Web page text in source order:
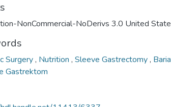
NonCommercial-NoDerivs 3.0 United
Surgery, Nutrition , Sleeve Gastrectomy,
Gastrektom